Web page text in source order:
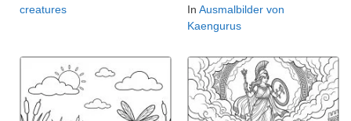
creatures
In Ausmalbilder von
Kaengurus